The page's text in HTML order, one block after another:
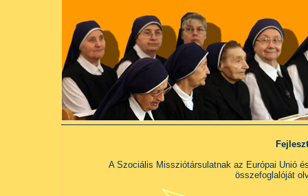
A Szociális Missziótársulatnak az Európai Unió
összefoglalóját